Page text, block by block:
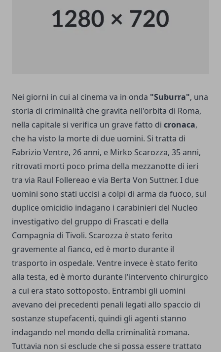
Nei giorni in cui al cinema va in onda "Suburra", una
storia di criminalità che gravita nell'orbita di Roma,
nella capitale si verifica un grave fatto di cronaca,
che ha visto la morte di due uomini. Si tratta di
Fabrizio Ventre, 26 anni, e Mirko Scarozza, 35 anni,
ritrovati morti poco prima della mezzanotte di ieri
tra via Raul Follereao e via Berta Von Suttner. I due
uomini sono stati uccisi a colpi di arma da fuoco, sul
duplice omicidio indagano i carabinieri del Nucleo
investigativo del gruppo di Frascati e della
Compagnia di Tivoli. Scarozza è stato ferito
gravemente al fianco, ed è morto durante il
trasporto in ospedale. Ventre invece è stato ferito
alla testa, ed è morto durante l'intervento chirurgico
a cui era stato sottoposto. Entrambi gli uomini
avevano dei precedenti penali legati allo spaccio di
sostanze stupefacenti, quindi gli agenti stanno
indagando nel mondo della criminalità romana.
Tuttavia non si esclude che si possa essere trattato